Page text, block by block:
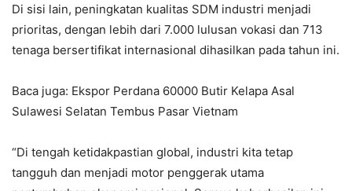
Di sisi lain, peningkatan kualitas SDM industri menjadi
prioritas, dengan lebih dari 7.000 lulusan vokasi dan 713
tenaga bersertifikat internasional dihasilkan pada tahun ini.
Baca juga: Ekspor Perdana 60000 Butir Kelapa Asal
Sulawesi Selatan Tembus Pasar Vietnam
“Di tengah ketidakpastian global, industri kita tetap
tangguh dan menjadi motor penggerak utama